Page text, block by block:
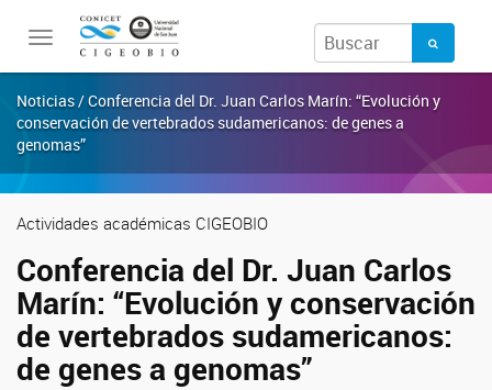
Toggle
navigation
Noticias / Conferencia del Dr. Juan Carlos Marín: “Evolución y
conservación de vertebrados sudamericanos: de genes a
genomas”
Actividades académicas CIGEOBIO
Conferencia del Dr. Juan Carlos
Marín: “Evolución y conservación
de vertebrados sudamericanos:
de genes a genomas”